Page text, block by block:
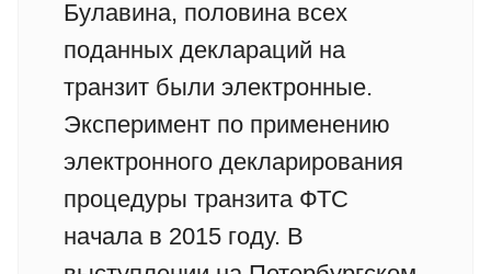
Булавина, половина всех
поданных деклараций на
транзит были электронные.
Эксперимент по применению
электронного декларирования
процедуры транзита ФТС
начала в 2015 году. В